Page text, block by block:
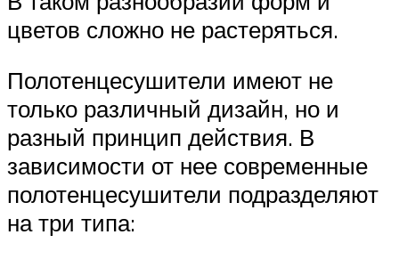
цветов сложно не растеряться.
Полотенцесушители имеют не
только различный дизайн, но и
разный принцип действия. В
зависимости от нее современные
полотенцесушители подразделяют
на три типа: